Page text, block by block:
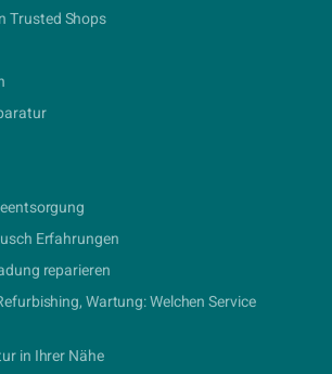
Trusted Shops
Erfahrungen
reparieren
Wartung: Welchen Service
in Ihrer Nähe